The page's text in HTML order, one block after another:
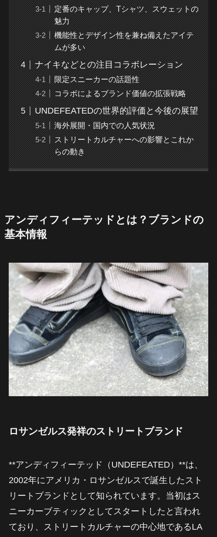
定番のキャップ、Tシャツ、スウェットの
魅力
機能性とデザイン性を兼ね備えたアイテ
ムが多い
ナイキなどとの注目コラボレーション
限定スニーカーの話題性
コラボによるブランド価値の拡張戦略
UNDEFEATEDの世界的評価と今後の展望
海外展開・国内での人気状況
ストリートカルチャーへの影響とこれか
らの動き
アンディフィーテッドとは？ブランドの
基本情報
ロサンゼルス発祥のストリートブランド
**アンディフィーテッド（UNDEFEATED）**は、
2002年にアメリカ・ロサンゼルスで誕生したスト
リートブランドとして知られています。当初はス
ニーカーブティックとしてスタートしたと言われ
ており、ストリートカルチャーの中心地であるLA